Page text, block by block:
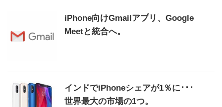
iPhone向けGmailアプリ、Google
Meetと統合へ。
インドでiPhoneシェアが1％に･･･
世界最大の市場の1つ。